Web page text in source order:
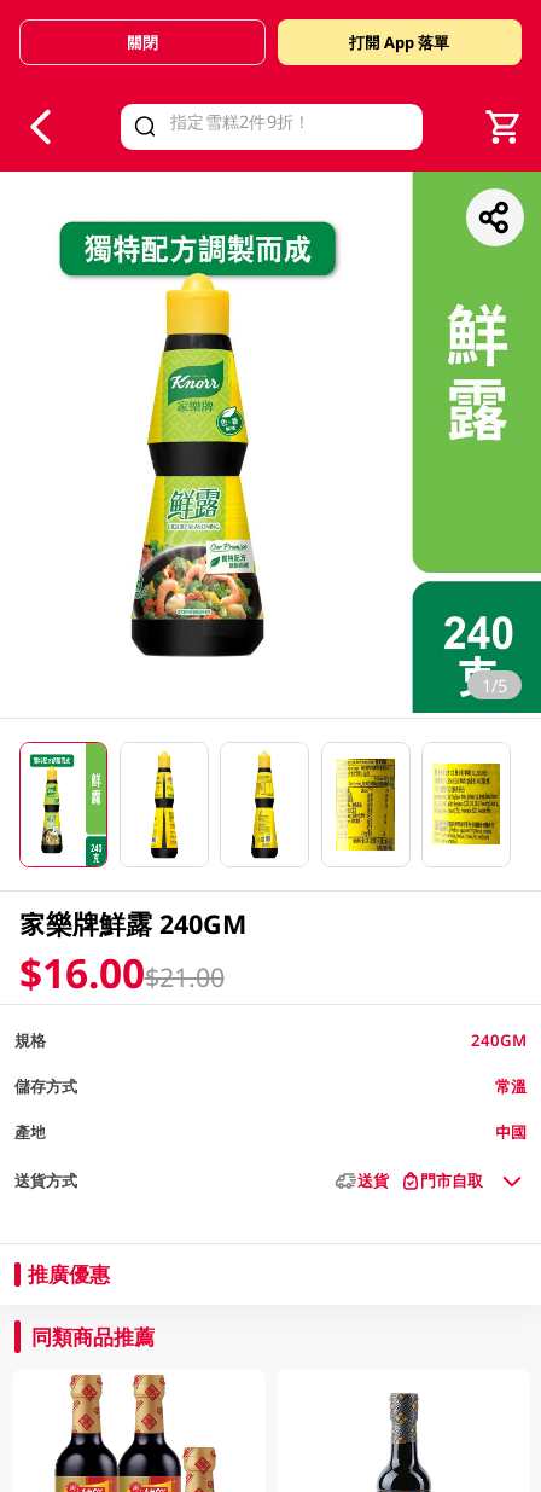
Valid Until 30 June 2026
關閉 打開 App 落單
1/5
家樂牌鮮露 240GM
$16.00$21.00
規格 240GM
儲存方式 常溫
產地 中國
送貨方式 送貨 門市自取
推廣優惠
同類商品推薦